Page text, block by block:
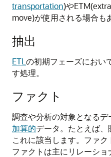
transportation)や
move)が使用される場合も
抽出
ETL の初期フェーズにおい
す処理。
ファクト
調査や分析の対象となる
加算的データ。たとえば
これに該当します。ファク
ファクトは主にリレーシ